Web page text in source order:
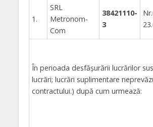
1.
SRL
Metronom-
Com
38421110-
3
În perioada desfăşurării lucrărilor
lucrări; lucrări suplimentare
contractului.) după cum urmează: